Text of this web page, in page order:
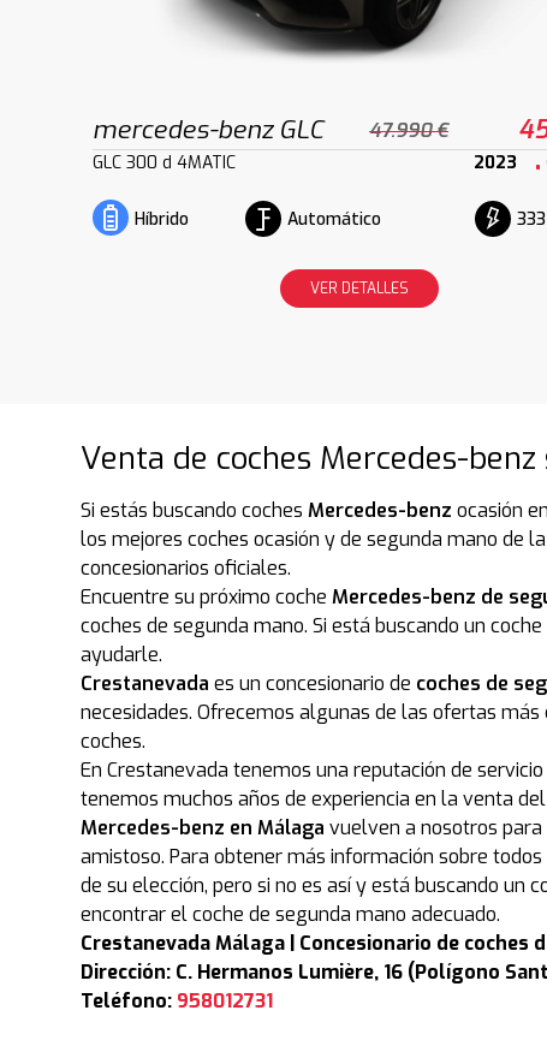
mercedes-benz GLC 47.990 €
GLC 300 d 4MATIC 2023
Híbrido Automático
VER DETALLES
Venta de coches Mercedes-
Si estás buscando cochesMercedes-benz ocasión
los mejores coches ocasión y de segunda mano de
concesionarios oficiales.
Encuentre su próximo cocheMercedes-benz de
coches de segunda mano. Si está buscando un
ayudarle.
Crestanevada es un concesionario de coches de
necesidades. Ofrecemos algunas de las ofertas
coches.
En Crestanevada tenemos una reputación de
tenemos muchos años de experiencia en la venta
Mercedes-benz en Málaga vuelven a nosotros para
amistoso. Para obtener más información sobre
de su elección, pero si no es así y está buscando
encontrar el coche de segunda mano adecuado.
Crestanevada Málaga | Concesionario de coches
Dirección: C. Hermanos Lumière, 16 (Polígono
Teléfono: 958012731